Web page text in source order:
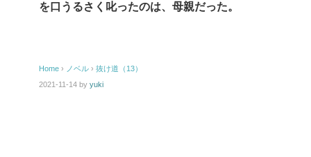
を口うるさく叱ったのは、母親だった。
Home › ノベル › 抜け道（13）
2021-11-14 by yuki